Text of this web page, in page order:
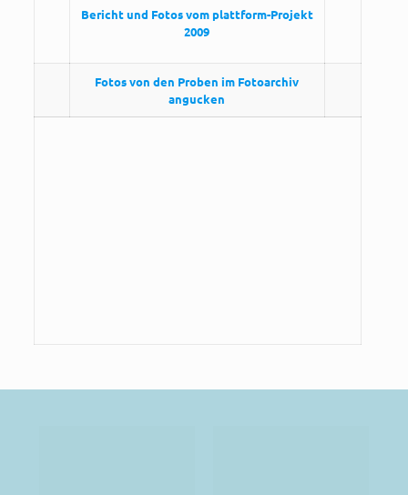
Bericht und Fotos vom plattform-Projekt
2009
Fotos von den Proben im Fotoarchiv
angucken